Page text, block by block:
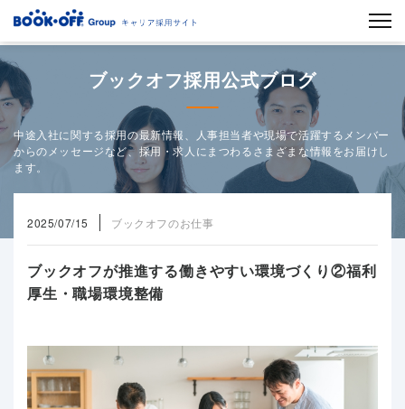
ブックオフ採用公式ブログ
中途入社に関する採用の最新情報、人事担当者や現場で活躍するメンバー
からのメッセージなど、採用・求人にまつわるさまざまな情報をお届けし
ます。
2025/07/15 ブックオフのお仕事
ブックオフが推進する働きやすい環境づくり②福利
厚生・職場環境整備